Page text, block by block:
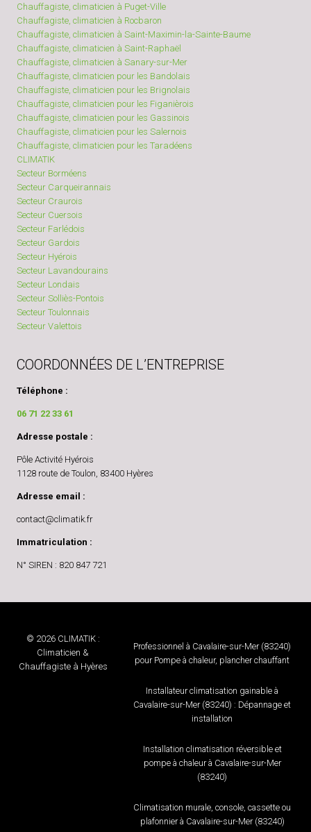
Chauffagiste, climaticien à Puget-Ville
Chauffagiste, climaticien à Rocbaron
Chauffagiste, climaticien à Saint-Maximin-la-Sainte-Baume
Chauffagiste, climaticien à Saint-Raphaël
Chauffagiste, climaticien à Sanary-sur-Mer
Chauffagiste, climaticien pour les Bandolais
Chauffagiste, climaticien pour les Brignolais
Chauffagiste, climaticien pour les Figanièrois
Chauffagiste, climaticien pour les Gassinois
Chauffagiste, climaticien pour les Salernois
Chauffagiste, climaticien pour les Taradéens
CLIMATIK
Secteur Borméens
Secteur Carqueirannais
Secteur Craurois
Secteur Cuersois
Secteur Farlédois
Secteur Gardois
Secteur Hyérois
Secteur Lavandourains
Secteur Londais
Secteur Solliès-Pontois
Secteur Toulonnais
Secteur Valettois
COORDONNÉES DE L’ENTREPRISE
Téléphone :
06 71 22 33 61
Adresse postale :
Pôle Activité Hyérois
1128 route de Toulon, 83400 Hyères
Adresse email :
contact@climatik.fr
Immatriculation :
N° SIREN : 820 847 721
© 2026 CLIMATIK :
Climaticien &
Chauffagiste à Hyères
Professionnel à Cavalaire-sur-Mer (83240)
pour Pompe à chaleur, plancher chauffant
Installateur climatisation gainable à
Cavalaire-sur-Mer (83240) : Dépannage et
installation
Installation climatisation réversible et
pompe à chaleur à Cavalaire-sur-Mer
(83240)
Climatisation murale, console, cassette ou
plafonnier à Cavalaire-sur-Mer (83240)